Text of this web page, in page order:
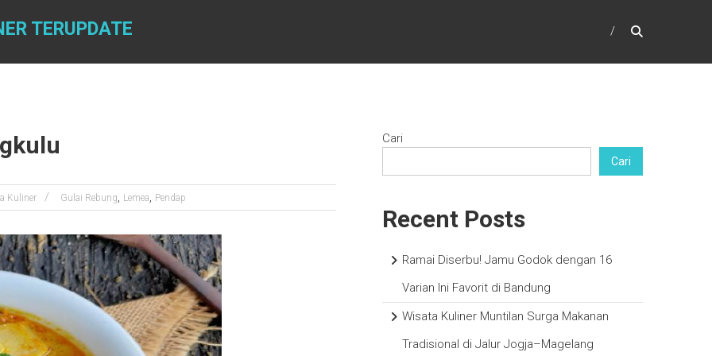
TERUPDATE
Kuliner Gulai Rebung, Lemea, Pendap
Cari
Cari
Recent Posts
Ramai Diserbu! Jamu Godok dengan 16
Varian Ini Favorit di Bandung
Wisata Kuliner Muntilan Surga Makanan
Tradisional di Jalur Jogja–Magelang